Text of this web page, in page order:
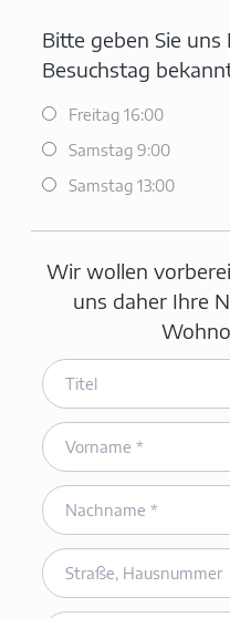
Bitte geben Sie
Besuchstag
Freitag 16:00
Samstag 9:00
Samstag 13:00
Wir wollen
uns daher Ihre